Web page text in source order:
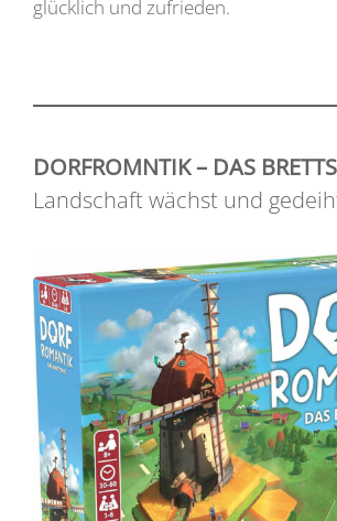
glücklich und zufrieden.
DORFROMNTIK – DAS
Landschaft wächst und